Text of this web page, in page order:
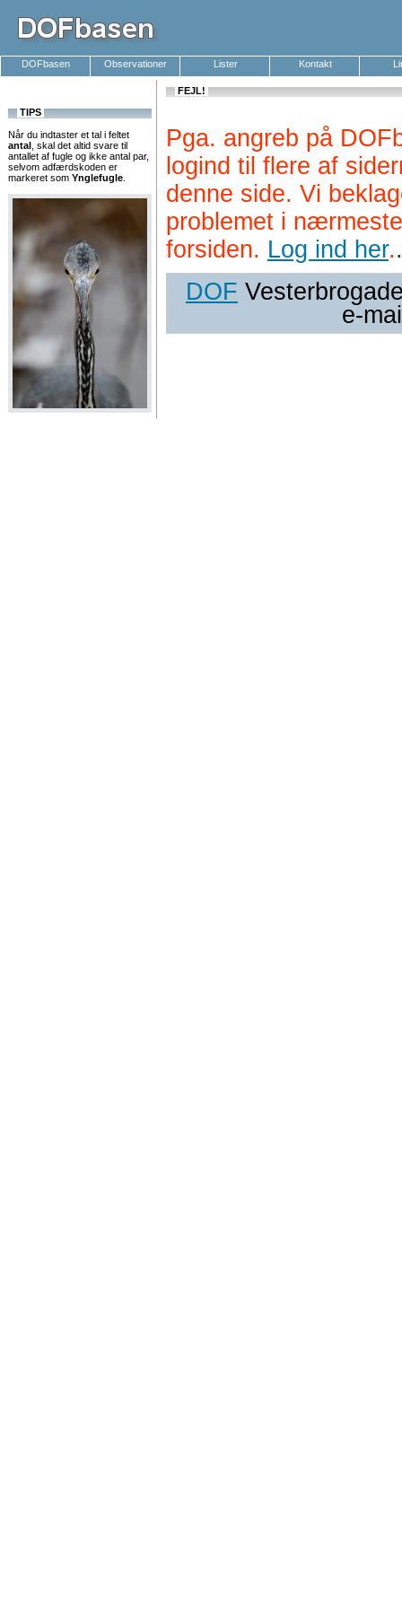
DOFbasen Observationer Lister Kontakt
TIPS
Når du indtaster et tal i feltet
antal , skal det altid svare til
antallet af fugle og ikke antal par,
selvom adfærdskoden er
markeret som Ynglefugle
FEJL!
Pga. angreb på
logind til flere af
denne side. Vi
problemet i
forsiden. Log ind her..
DOF
e-